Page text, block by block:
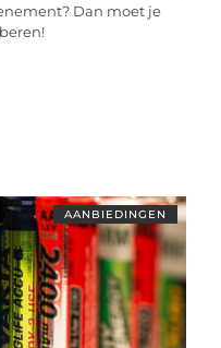
Dan moet je
AANBIEDINGEN